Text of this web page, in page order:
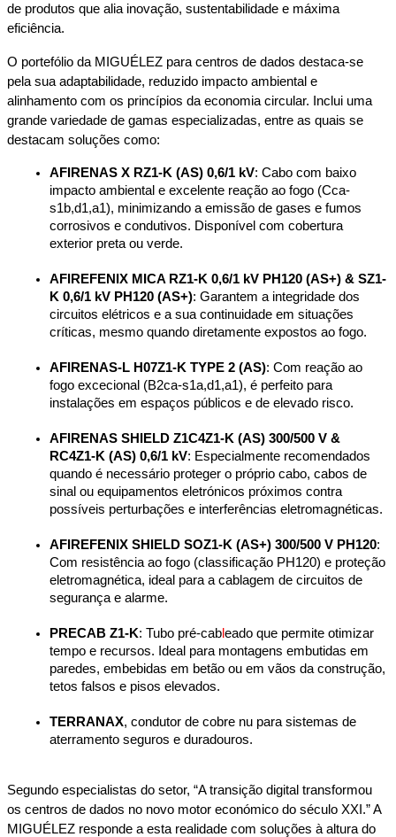
de produtos que alia inovação, sustentabilidade e máxima
eficiência.
O portefólio da MIGUÉLEZ para centros de dados destaca-se
pela sua adaptabilidade, reduzido impacto ambiental e
alinhamento com os princípios da economia circular. Inclui uma
grande variedade de gamas especializadas, entre as quais se
destacam soluções como:
AFIRENAS X RZ1-K (AS) 0,6/1 kV: Cabo com baixo
impacto ambiental e excelente reação ao fogo (Cca-
s1b,d1,a1), minimizando a emissão de gases e fumos
corrosivos e condutivos. Disponível com cobertura
exterior preta ou verde.
AFIREFENIX MICA RZ1-K 0,6/1 kV PH120 (AS+) & SZ1-
K 0,6/1 kV PH120 (AS+): Garantem a integridade dos
circuitos elétricos e a sua continuidade em situações
críticas, mesmo quando diretamente expostos ao fogo.
AFIRENAS-L H07Z1-K TYPE 2 (AS): Com reação ao
fogo excecional (B2ca-s1a,d1,a1), é perfeito para
instalações em espaços públicos e de elevado risco.
AFIRENAS SHIELD Z1C4Z1-K (AS) 300/500 V &
RC4Z1-K (AS) 0,6/1 kV: Especialmente recomendados
quando é necessário proteger o próprio cabo, cabos de
sinal ou equipamentos eletrónicos próximos contra
possíveis perturbações e interferências eletromagnéticas.
AFIREFENIX SHIELD SOZ1-K (AS+) 300/500 V PH120:
Com resistência ao fogo (classificação PH120) e proteção
eletromagnética, ideal para a cablagem de circuitos de
segurança e alarme.
PRECAB Z1-K: Tubo pré-cabeado que permite otimizar
tempo e recursos. Ideal para montagens embutidas em
paredes, embebidas em betão ou em vãos da construção,
tetos falsos e pisos elevados.
TERRANAX, condutor de cobre nu para sistemas de
aterramento seguros e duradouros.
Segundo especialistas do setor, “A transição digital transformou
os centros de dados no novo motor económico do século XXI.” A
MIGUÉLEZ responde a esta realidade com soluções à altura do